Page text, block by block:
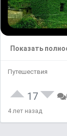
Показать
Путешествия
17
4 лет назад